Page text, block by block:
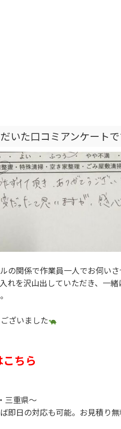
いた口コミアンケート
の関係で作業員一人でお伺い
れを沢山出していただき、一
ざいました
ちら
三重県～
即日の対応も可能。お見積り